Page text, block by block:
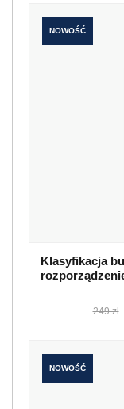
NOWOŚĆ
Klasyfikacja
249 zł
NOWOŚĆ